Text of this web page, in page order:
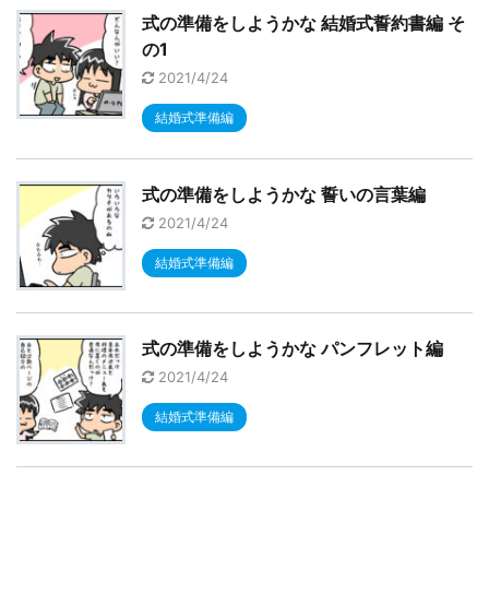
式の準備をしようかな 結婚式誓約書編 そ
の1
2021/4/24
結婚式準備編
式の準備をしようかな 誓いの言葉編
2021/4/24
結婚式準備編
式の準備をしようかな パンフレット編
2021/4/24
結婚式準備編